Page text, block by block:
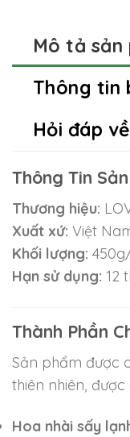
Mô tả sản
Thông tin
Hỏi đáp
Thông Tin
Thương hiệu:
Xuất xứ: Việt
Khối lượng:
Hạn sử dụng: 12
Thành Phần
Sản phẩm được
thiên nhiên,
Hoa nhài sấy